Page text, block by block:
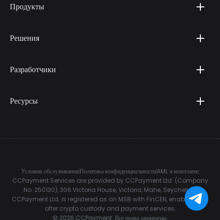
Продукты
Решения
Разработчики
Ресурсы
Условия обслуживанияПолитика конфиденциальностиAML и комплаенс
CCPayment Services are provided by CCPayment Ltd. (Company
No. 250130), 306 Victoria House, Victoria, Mahe, Seychelles.
CCPayment Ltd. is registered as an MSB with FinCEN, enabling it to
offer crypto custody and payment services.
© 2026 CCPayment. Все права защищены.